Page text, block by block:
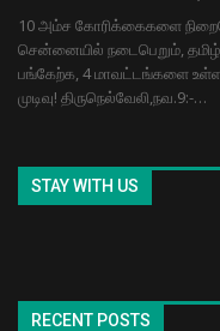
10 அம்ச கோரிக்கைகளை
சென்னையில் நடைபெறும்,
பங்கேற்க, 4 மாவட்டங்களை
முடிவு! திருநெல்வேலி,நவ.9:-…
STAY WITH US
RECENT POSTS